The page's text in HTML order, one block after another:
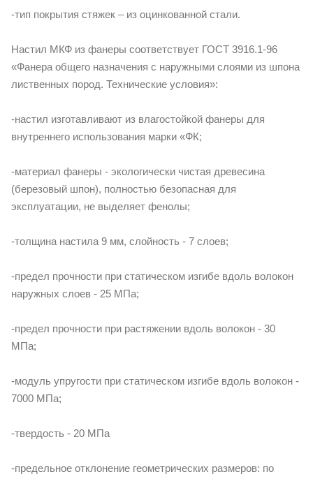
-тип покрытия стяжек – из оцинкованной стали.
Настил МКФ из фанеры соответствует ГОСТ 3916.1-96
«Фанера общего назначения с наружными слоями из шпона
лиственных пород. Технические условия»:
-настил изготавливают из влагостойкой фанеры для
внутреннего использования марки «ФК;
-материал фанеры - экологически чистая древесина
(березовый шпон), полностью безопасная для
эксплуатации, не выделяет фенолы;
-толщина настила 9 мм, слойность - 7 слоев;
-предел прочности при статическом изгибе вдоль волокон
наружных слоев - 25 МПа;
-предел прочности при растяжении вдоль волокон - 30
МПа;
-модуль упругости при статическом изгибе вдоль волокон -
7000 МПа;
-твердость - 20 МПа
-предельное отклонение геометрических размеров: по